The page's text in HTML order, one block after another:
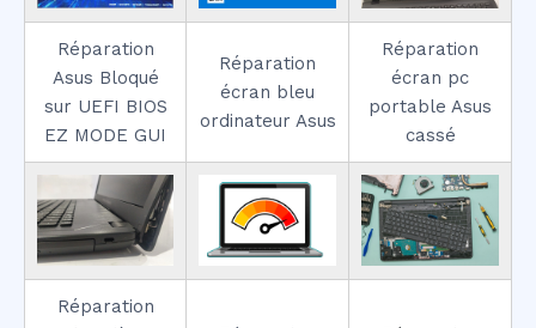
Réparation
Asus Bloqué
sur UEFI BIOS
EZ MODE GUI
Réparation
écran bleu
ordinateur Asus
Réparation
écran pc
portable Asus
cassé
Réparation